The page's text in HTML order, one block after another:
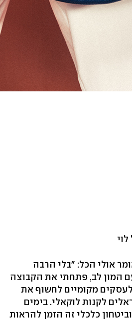
אולי הכל: "בלי הרבה
המון לב, פתחתי את הקבוצה
מקומיים לחשוף את
לקנות לוקאלי. בימים
כלכלי זה הזמן להראות